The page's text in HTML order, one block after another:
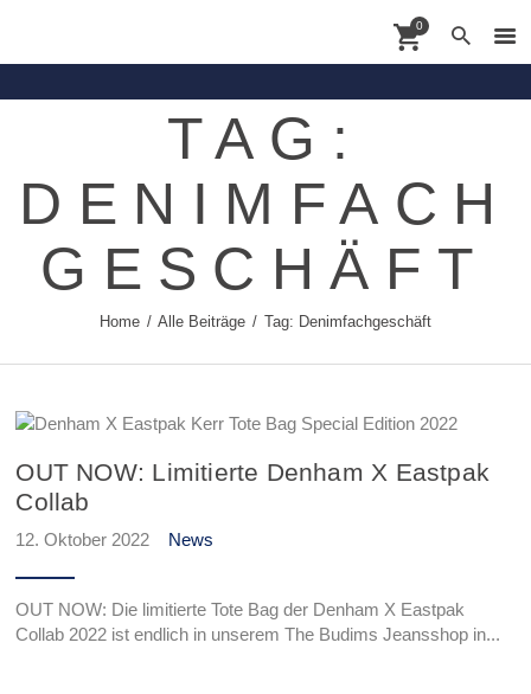
0
TAG:
DENIMFACH
GESCHÄFT
Home Alle Beiträge Tag: Denimfachgeschäft
Shoppingdate
Shop
Brands
About
News
OUT NOW: Limitierte Denham X Eastpak
Collab
12. Oktober 2022 News
OUT NOW: Die limitierte Tote Bag der Denham X Eastpak
Collab 2022 ist endlich in unserem The Budims Jeansshop in...